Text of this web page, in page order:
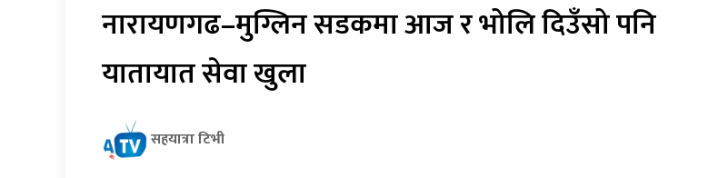
नारायणगढ–मुग्लिन सडकमा आज र भोलि दिउँसो पनि
यातायात सेवा खुला
सहयात्रा टिभी